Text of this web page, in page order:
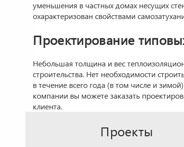
уменьшения в частных домах несущих
охарактеризован свойствами
Проектирование
Небольшая толщина и вес
строительства. Нет необходимости
в течение всего года (в том числе и
компании вы можете заказать
клиента.
Проекты